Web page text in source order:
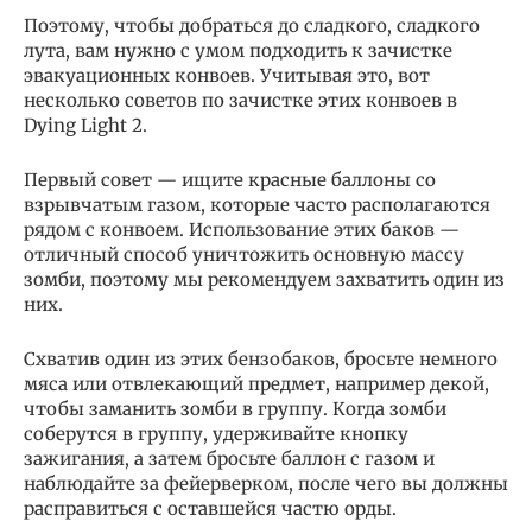
Поэтому, чтобы добраться до сладкого, сладкого
лута, вам нужно с умом подходить к зачистке
эвакуационных конвоев. Учитывая это, вот
несколько советов по зачистке этих конвоев в
Dying Light 2.
Первый совет — ищите красные баллоны со
взрывчатым газом, которые часто располагаются
рядом с конвоем. Использование этих баков —
отличный способ уничтожить основную массу
зомби, поэтому мы рекомендуем захватить один из
них.
Схватив один из этих бензобаков, бросьте немного
мяса или отвлекающий предмет, например декой,
чтобы заманить зомби в группу. Когда зомби
соберутся в группу, удерживайте кнопку
зажигания, а затем бросьте баллон с газом и
наблюдайте за фейерверком, после чего вы должны
расправиться с оставшейся частю орды.